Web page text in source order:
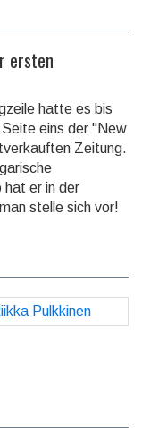
ersten
hatte es bis
eins der "New
Zeitung.
hat er in der
stelle sich vor!